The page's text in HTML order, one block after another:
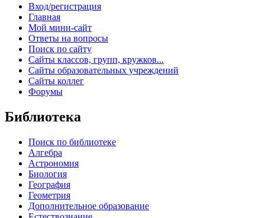
Вход/регистрация
Главная
Мой мини-сайт
Ответы на вопросы
Поиск по сайту
Сайты классов, групп, кружков...
Сайты образовательных учреждений
Сайты коллег
Форумы
Библиотека
Поиск по библиотеке
Алгебра
Астрономия
Биология
География
Геометрия
Дополнительное образование